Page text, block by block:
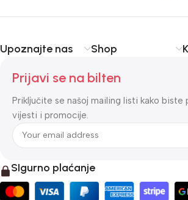
Upoznajte nas Shop
Prijavi se na bilten
Priključite se našoj mailing listi kako biste
vijesti i promocije.
SIgurno plaćanje